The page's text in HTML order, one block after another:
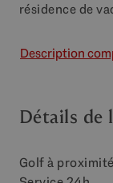
résidence de
Description
Détails de
Golf à proximité